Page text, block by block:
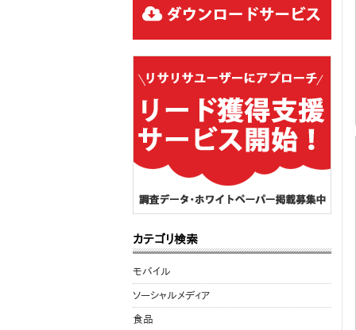
カテゴリ検索
モバイル
ソーシャルメディア
食品